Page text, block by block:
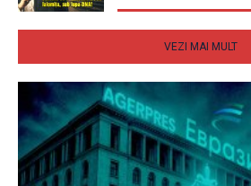
VEZI MAI MULT